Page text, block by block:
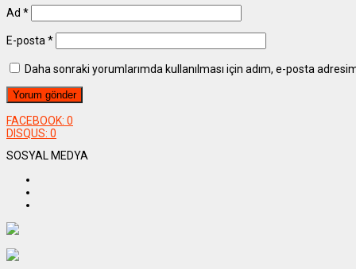
Ad *
E-posta*
Daha sonraki yorumlarımda kullanılması için adım, e-posta
FACEBOOK: 0
DISQUS: 0
SOSYAL MEDYA